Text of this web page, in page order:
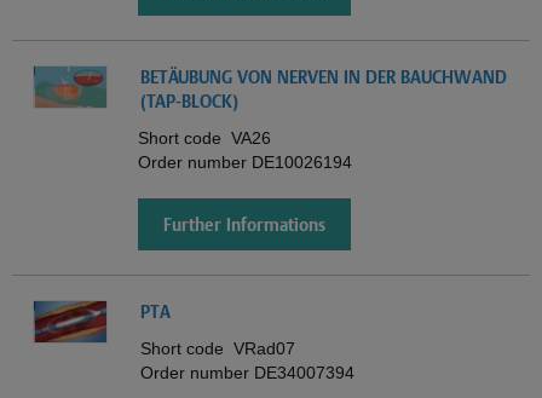
BETÄUBUNG VON NERVEN IN DER BAUCHWAND
(TAP-BLOCK)
Short code VA26
Order number DE10026194
Further Informations
PTA
Short code VRad07
Order number DE34007394